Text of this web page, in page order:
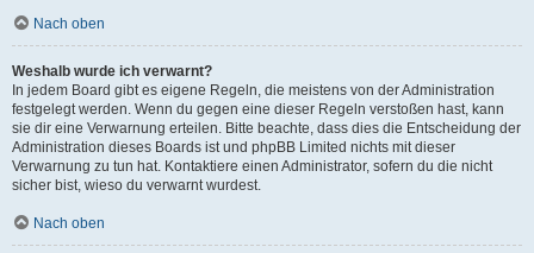
Nach oben
Weshalb wurde ich verwarnt?
In jedem Board gibt es eigene Regeln, die meistens von der Administration
festgelegt werden. Wenn du gegen eine dieser Regeln verstoßen hast, kann
sie dir eine Verwarnung erteilen. Bitte beachte, dass dies die Entscheidung der
Administration dieses Boards ist und phpBB Limited nichts mit dieser
Verwarnung zu tun hat. Kontaktiere einen Administrator, sofern du die nicht
sicher bist, wieso du verwarnt wurdest.
Nach oben